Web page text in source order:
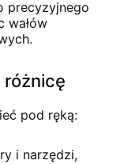
precyzyjnego
wałów
pod ręką:
i narzędzi,